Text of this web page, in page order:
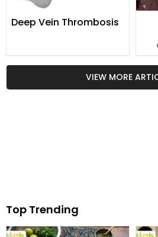
Deep Vein Thrombosis
VIEW MORE
Top Trending